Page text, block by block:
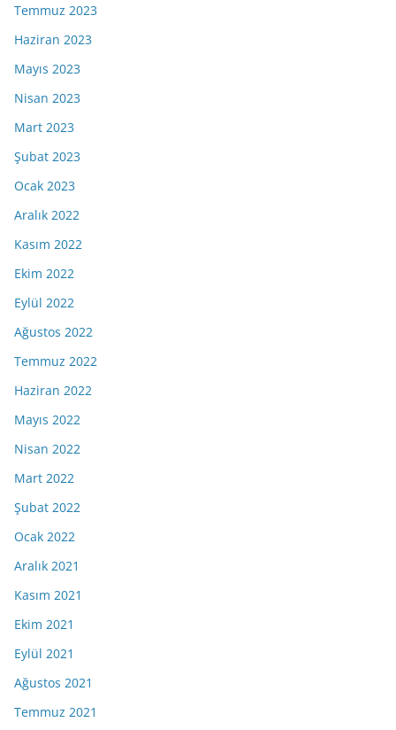
Temmuz 2023
Haziran 2023
Mayıs 2023
Nisan 2023
Mart 2023
Şubat 2023
Ocak 2023
Aralık 2022
Kasım 2022
Ekim 2022
Eylül 2022
Ağustos 2022
Temmuz 2022
Haziran 2022
Mayıs 2022
Nisan 2022
Mart 2022
Şubat 2022
Ocak 2022
Aralık 2021
Kasım 2021
Ekim 2021
Eylül 2021
Ağustos 2021
Temmuz 2021